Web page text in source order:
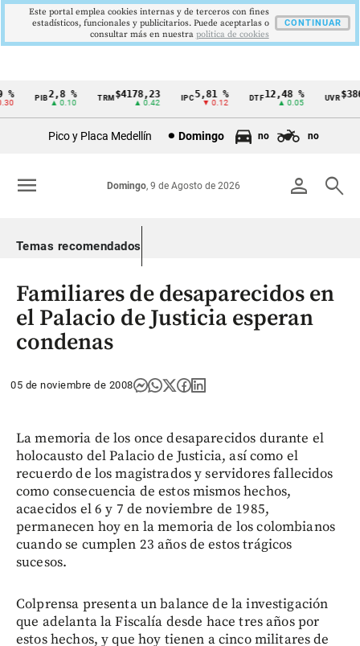
Cintillo
Colombia
2,8 %
▲ 0.10
TRM$4178,23
▲ 0.42
5,81 %
▼ 0.12
12,48 %
▲ 0.05
UVR
Pico y Placa Medellín Domingo no no
person search
Domingo, 9 de Agosto de 2026
menu
Temas recomendados
Familiares de desaparecidos en
el Palacio de Justicia esperan
condenas
05 de noviembre de 2008
La memoria de los once desaparecidos durante el
holocausto del Palacio de Justicia, así como el
recuerdo de los magistrados y servidores fallecidos
como consecuencia de estos mismos hechos,
acaecidos el 6 y 7 de noviembre de 1985,
permanecen hoy en la memoria de los colombianos
cuando se cumplen 23 años de estos trágicos
sucesos.
Colprensa presenta un balance de la investigación
que adelanta la Fiscalía desde hace tres años por
estos hechos, y que hoy tienen a cinco militares de
Este portal emplea cookies internas y de terceros con fines
estadísticos, funcionales y publicitarios. Puede aceptarlas o
consultar más en nuestra politica de cookies
CONTINUAR